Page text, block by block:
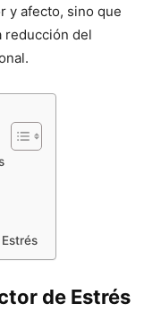
y afecto, sino que
reducción del
de Estrés